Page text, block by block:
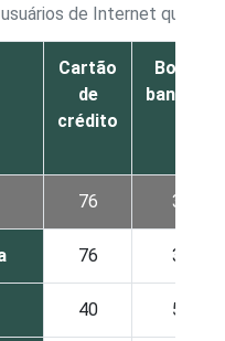
de Internet que
Cartão
de
crédito
Boleto
bancário
76 31
76 30
40 56